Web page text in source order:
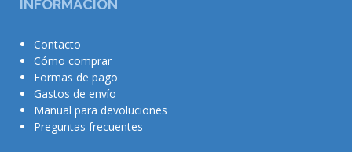
INFORMACIÓN
Contacto
Cómo comprar
Formas de pago
Gastos de envío
Manual para devoluciones
Preguntas frecuentes